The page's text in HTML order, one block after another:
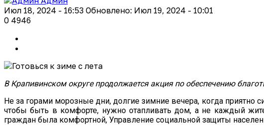
Июл 18, 2024 - 16:53 Обновлено: Июл 19, 2024 - 10:01
0 4946
В Крапивинском округе продолжается акция по обеспечению
Не за горами морозные дни, долгие зимние вечера, когда приятно
чтобы быть в комфорте, нужно отапливать дом, а не каждый
граждан была комфортной, Управление социальной защиты